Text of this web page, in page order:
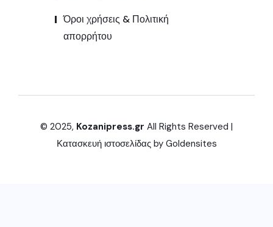
Όροι χρήσεις & Πολιτική
απορρήτου
© 2025, Kozanipress.gr All Rights Reserved |
Κατασκευή ιστοσελίδας by Goldensites